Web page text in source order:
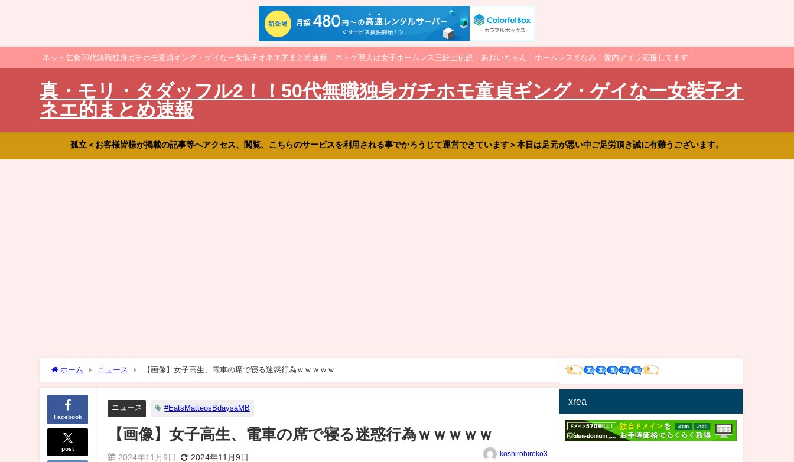
ネット乞食50代無職独身ガチホモ童貞ギング・ゲイなー女装子オネエ的まとめ速報！ネトゲ廃人は女子ホームレス三銃士伝説！あおいちゃん！ホームレスまなみ！愛内アイラ応援してます！
真・モリ・タダッフル2！！50代無職独身ガチホモ童貞ギング・ゲイなー女装子オ
ネエ的まとめ速報
孤立＜お客様皆様が掲載の記事等へアクセス、閲覧、こちらのサービスを利用される事でかろうじて運営できています＞本日は足元が悪い中ご足労頂き誠に有難うございます。
ホーム ニュース 【画像】女子高生、電車の席で寝る迷惑行為ｗｗｗｗｗ
Facebook
post
ニュース #EatsMatteosBdaysaMB
【画像】女子高生、電車の席で寝る迷惑行為ｗｗｗｗｗ
2024年11月9日 2024年11月9日 koshirohiroko3
xrea